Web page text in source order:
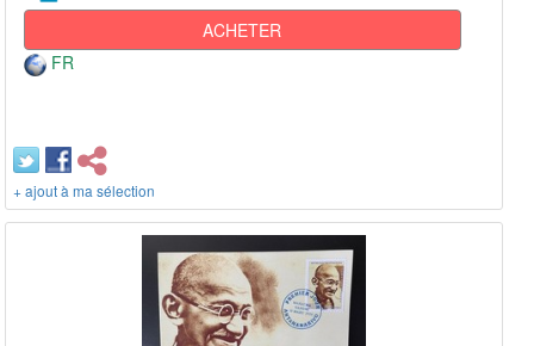
ACHETER
FR
+ ajout à ma sélection